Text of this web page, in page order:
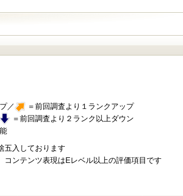
／
＝前回調査より１ランクアップ
＝前回調査より２ランク以上ダウン
五入しております
ンテンツ表現はEレベル以上の評価項目です